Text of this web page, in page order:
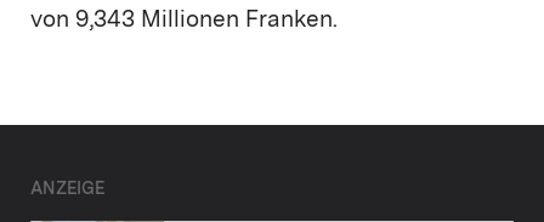
von 9,343 Millionen Franken.
ANZEIGE